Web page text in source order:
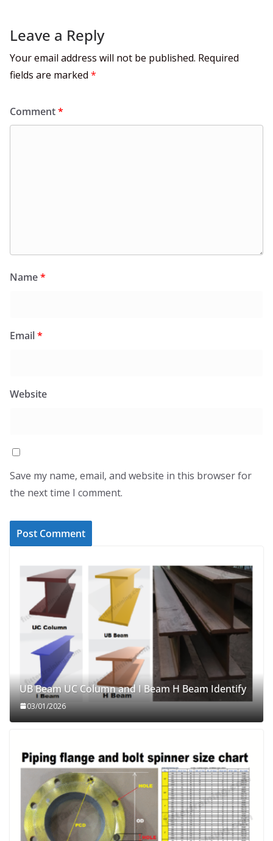
Leave a Reply
Your email address will not be published. Required
fields are marked *
Comment*
Name*
Email*
Website
Save my name, email, and website in this browser for
the next time I comment.
UB Beam UC Column and I Beam H Beam Identify
03/01/2026